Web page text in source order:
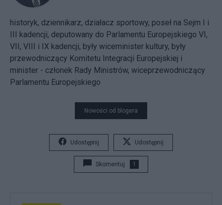
historyk, dziennikarz, działacz sportowy, poseł na Sejm I i
III kadencji, deputowany do Parlamentu Europejskiego VI,
VII, VIII i IX kadencji, były wiceminister kultury, były
przewodniczący Komitetu Integracji Europejskiej i
minister - członek Rady Ministrów, wiceprzewodniczący
Parlamentu Europejskiego
Nowości od blogera
Udostępnij Udostępnij
Skomentuj 1